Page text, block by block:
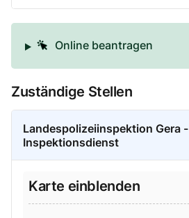
Online beantragen
Zuständige Stellen
Landespolizeiinspektion Gera -
Inspektionsdienst
Karte einblenden